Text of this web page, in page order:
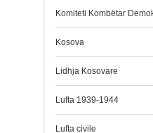
Komiteti Kombëtar
Kosova
Lidhja Kosovare
Lufta 1939-1944
Lufta civile